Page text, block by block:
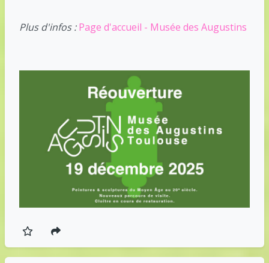
Plus d'infos :Page d'accueil - Musée des Augustins